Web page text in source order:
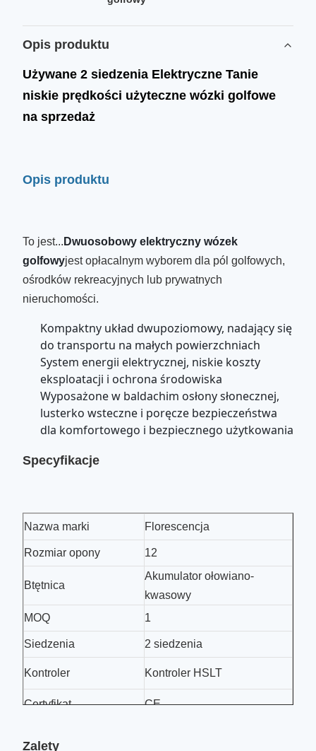
Opis produktu
Używane 2 siedzenia Elektryczne Tanie
niskie prędkości użyteczne wózki golfowe
na sprzedaż
Opis produktu
To jest... Dwuosobowy elektryczny wózek
golfowyjest opłacalnym wyborem dla pól golfowych,
ośrodków rekreacyjnych lub prywatnych
nieruchomości.
Kompaktny układ dwupoziomowy, nadający się
do transportu na małych powierzchniach
System energii elektrycznej, niskie koszty
eksploatacji i ochrona środowiska
Wyposażone w baldachim osłony słonecznej,
lusterko wsteczne i poręcze bezpieczeństwa
dla komfortowego i bezpiecznego użytkowania
Specyfikacje
Nazwa marki Florescencja
Rozmiar opony 12
Btętnica
Akumulator ołowiano-
kwasowy
MOQ
1
Siedzenia 2 siedzenia
Kontroler Kontroler HSLT
Certyfikat CE
Zalety